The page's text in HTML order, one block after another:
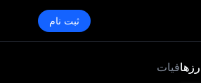
ثبت نام
فیات